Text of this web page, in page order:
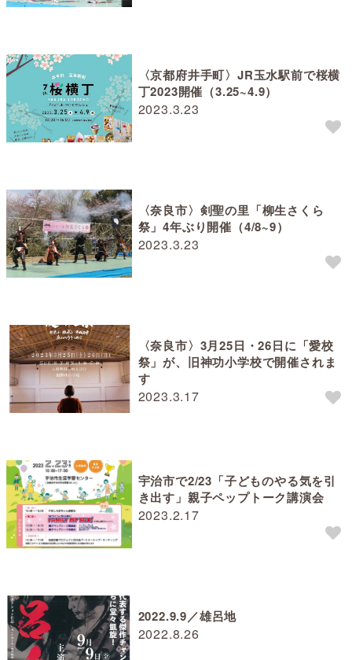
2023.3.23
〈京都府井手町〉JR玉水駅前で桜横
丁2023開催（3.25~4.9）
2023.3.23
〈奈良市〉剣聖の里「柳生さくら
祭」4年ぶり開催（4/8~9）
2023.3.17
〈奈良市〉3月25日・26日に「愛校
祭」が、旧神功小学校で開催されま
す
2023.2.17
宇治市で2/23「子どものやる気を引
き出す」親子ペップトーク講演会
2022.8.26
2022.9.9／雄呂地